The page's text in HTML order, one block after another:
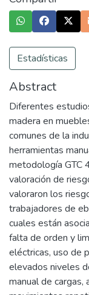
Estadísticas
Abstract
Diferentes
madera en
comunes de la
herramientas
metodología GTC
valoración de
valoraron los
trabajadores de
cuales están
falta de orden y
eléctricas, uso de
elevados niveles
manual de